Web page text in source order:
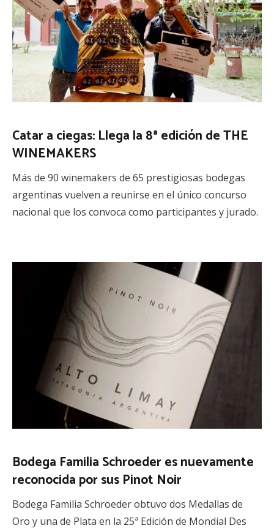
Catar a ciegas: Llega la 8ª edición de THE
WINEMAKERS
Más de 90 winemakers de 65 prestigiosas bodegas
argentinas vuelven a reunirse en el único concurso
nacional que los convoca como participantes y jurado.
Bodega Familia Schroeder es nuevamente
reconocida por sus Pinot Noir
Bodega Familia Schroeder obtuvo dos Medallas de
Oro y una de Plata en la 25ª Edición de Mondial Des